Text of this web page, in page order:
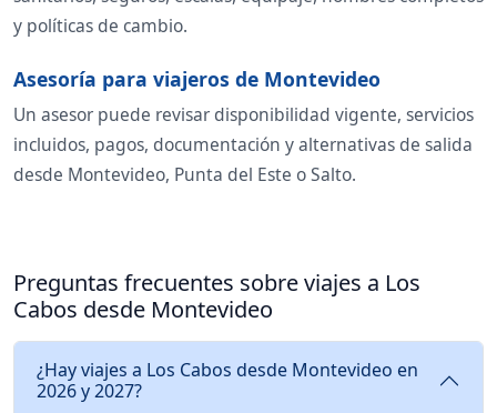
y políticas de cambio.
Asesoría para viajeros de Montevideo
Un asesor puede revisar disponibilidad vigente, servicios
incluidos, pagos, documentación y alternativas de salida
desde Montevideo, Punta del Este o Salto.
Preguntas frecuentes sobre viajes a Los
Cabos desde Montevideo
¿Hay viajes a Los Cabos desde Montevideo en
2026 y 2027?